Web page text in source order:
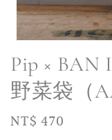
Pip × BAN
野菜袋（
Regular
NT$ 470